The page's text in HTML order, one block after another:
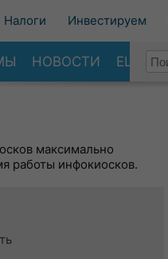
Налоги Инвестируем
НОВОСТИ ЕЩЕ
максимально
работы инфокиосков.